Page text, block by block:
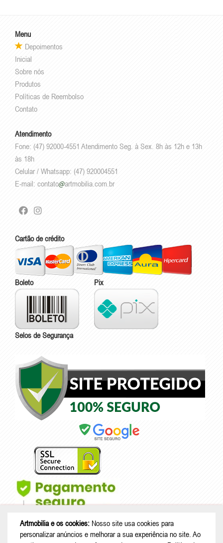
Menu
Depoimentos
Inicial
Sobre nós
Produtos
Políticas de Reembolso
Contato
Atendimento
Fone: (47) 92000-4551 Atendimento Seg. à Sex. 8h às 12h e 13h
às 18h
Celular / Whatsapp: (47) 920004551
E-mail: contato artmobilia.com.br
Cartão de crédito
Boleto Pix
Selos de Segurança
Artmobilia e os cookies: Nosso site usa cookies para
personalizar anúncios e melhorar a sua experiência no site. Ao